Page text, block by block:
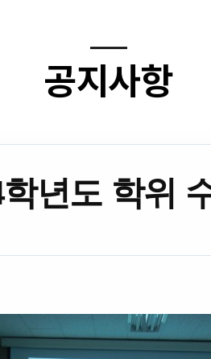
공지사항
년도 학위